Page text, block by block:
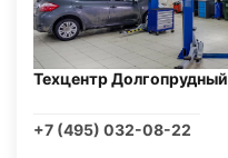
Техцентр Долгопрудный
+7 (495) 032-08-22